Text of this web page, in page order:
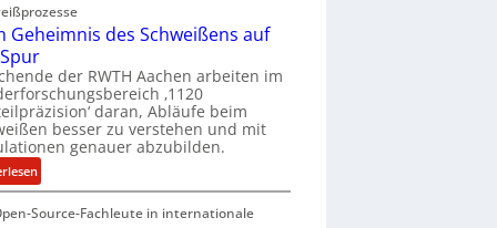
e
z
w
i
r
d
A
r
e
p
L
b
e
r
n
m
m
Geheimnis des Schweißens auf
der RWTH Aachen arbeiten im
‚1120
daran, Abläufe beim
besser zu verstehen und mit
genauer abzubilden.
:
D
e
Source-Fachleute in internationale